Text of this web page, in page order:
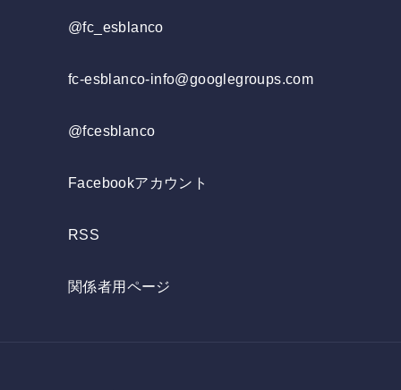
@fc_esblanco
fc-esblanco-info@googlegroups.com
@fcesblanco
Facebookアカウント
RSS
関係者用ページ